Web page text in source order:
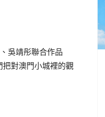
吳靖彤聯合作品
對澳門小城裡的觀